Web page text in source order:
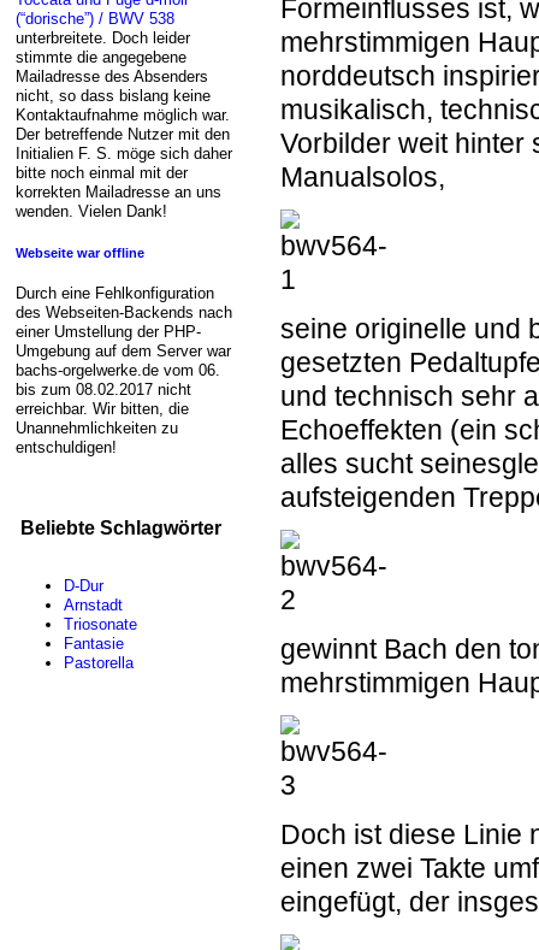
(“dorische”) / BWV 538
unterbreitete. Doch leider
stimmte die angegebene
Mailadresse des Absenders
nicht, so dass bislang keine
Kontaktaufnahme möglich war.
Der betreffende Nutzer mit den
Initialien F. S. möge sich daher
bitte noch einmal mit der
korrekten Mailadresse an uns
wenden. Vielen Dank!
Webseite war offline
Durch eine Fehlkonfiguration
des Webseiten-Backends nach
einer Umstellung der PHP-
Umgebung auf dem Server war
bachs-orgelwerke.de vom 06.
bis zum 08.02.2017 nicht
erreichbar. Wir bitten, die
Unannehmlichkeiten zu
entschuldigen!
Beliebte Schlagwörter
D-Dur
Arnstadt
Triosonate
Fantasie
Pastorella
Formeinflusses ist,
mehrstimmigen
norddeutsch
musikalisch,
Vorbilder weit hinter
Manualsolos,
seine originelle und
gesetzten
und technisch sehr
Echoeffekten (ein
alles sucht
aufsteigenden
gewinnt Bach den
mehrstimmigen
Doch ist diese Linie
einen zwei Takte
eingefügt, der